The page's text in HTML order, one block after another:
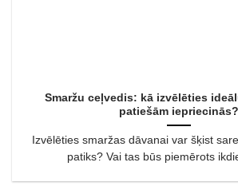
Smaržu ceļvedis: kā izvēlēties
patiešām iepriecinās?
Izvēlēties smaržas dāvanai var šķist
patiks? Vai tas būs piemērots